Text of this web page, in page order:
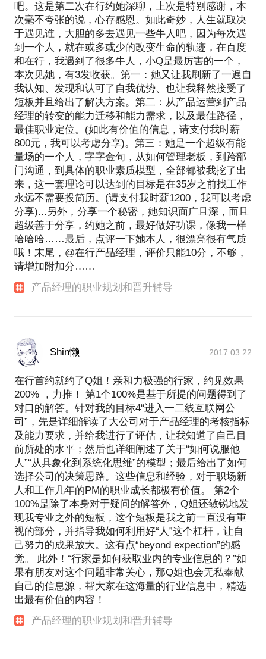
吧。这是第二次在行约她深聊，上次是特别感谢，本
次毫不夸张的说，心存感恩。如此奇妙，人生就取决
于遇见谁，大胆的多去遇见一些牛人吧，因为每次遇
到一个人，就在或多或少的改变生命的轨迹，在百度
和在行，我遇到了很多牛人，小Q是最厉害的一个，
本次见她，有3发收获。第一：她又让我刷新了一遍自
我认知、发现和认可了自我优势、也让我释然接受了
短板并且给出了解决方案。第二：从产品运营到产品
经理的转变的能力迁移和能力需求，以及最佳路径，
最佳职业定位。(如此有价值的信息，请支付我时薪
800元，我可以考虑分享)。第三：她是一个超级有能
量场的一个人，字字金句，从如何管理老板，到跨部
门沟通，到具体的职业素质模型，全部都被我挖了出
来，这一套理论可以达到的目标是在35岁之前找工作
永远不需要投简历。(请支付我时薪1200，我可以考虑
分享)...另外，分享一个秘密，她知识面广且深，而且
超级善于分享，约她之前，最好做好功课，像我一样
哈哈哈……最后，点评一下她本人，很漂亮很有气质
哦！末尾，@在行产品经理，评价只能10分，不够，
请增加附加分……
产品经理的职业规划和晋升辅导
Shin懒 2017.03.22
在行首约就约了Q姐！亲和力极强的行家，约见效果
200% ，力推！ 第1个100%是基于所提的问题得到了
对口的解答。针对我的目标4“进入一二线互联网公
司”，先是详细解读了大公司对于产品经理的考核指标
及能力要求，并给我进行了评估，让我知道了自己目
前所处的水平；然后也详细阐述了关于“如何说服他
人”“从具象化到系统化思维”的模型；最后给出了如何
选择公司的决策思路。这些信息和经验，对于职场新
人和工作几年的PM的职业成长都极有价值。 第2个
100%是除了本身对于疑问的解答外，Q姐还敏锐地发
现我专业之外的短板，这个短板是我之前一直没有重
视的部分，并指导我如何利用好“人”这个杠杆，让自
己努力的成果放大。这有点“beyond expection”的感
觉。 此外！“行家是如何获取业内的专业信息的？”如
果有朋友对这个问题非常关心，那Q姐也会无私奉献
自己的信息源，帮大家在这海量的行业信息中，精选
出最有价值的内容！
产品经理的职业规划和晋升辅导